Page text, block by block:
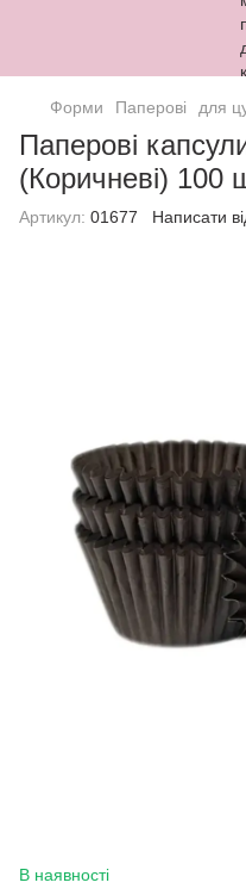
Форми Паперові для
Паперові
(Коричневі) 100
Артикул: 01677 Написати
В наявності